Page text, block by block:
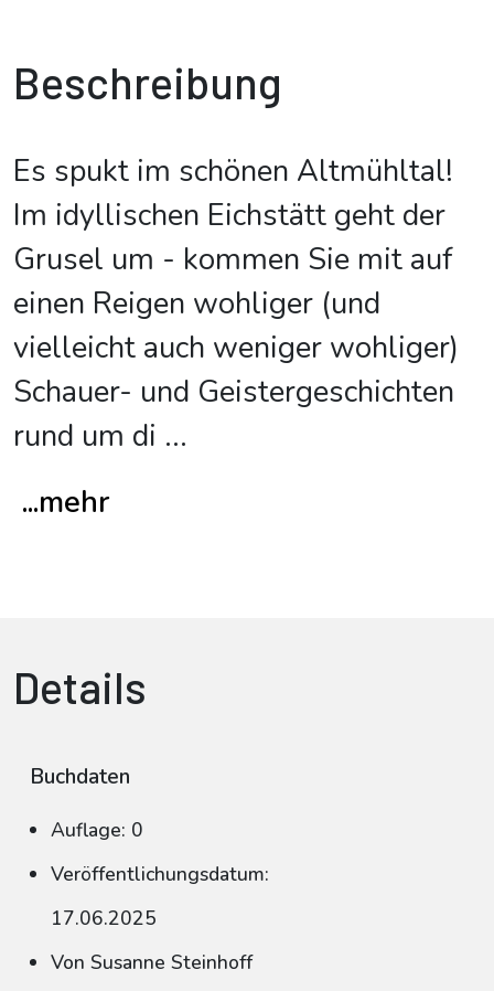
Beschreibung
Es spukt im schönen Altmühltal!
Im idyllischen Eichstätt geht der
Grusel um - kommen Sie mit auf
einen Reigen wohliger (und
vielleicht auch weniger wohliger)
Schauer- und Geistergeschichten
rund um di ...
...mehr
Details
Buchdaten
Auflage: 0
Veröffentlichungsdatum:
17.06.2025
Von Susanne Steinhoff